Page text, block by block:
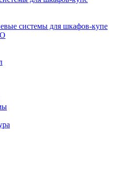
системы для шкафов-купе